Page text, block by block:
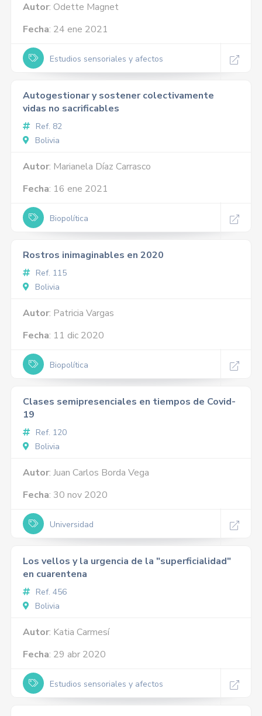
Autor: Odette Magnet
Fecha: 24 ene 2021
Estudios sensoriales y afectos
Autogestionar y sostener colectivamente
vidas no sacrificables
Ref. 82
Bolivia
Autor: Marianela Díaz Carrasco
Fecha: 16 ene 2021
Biopolítica
Rostros inimaginables en 2020
Ref. 115
Bolivia
Autor: Patricia Vargas
Fecha: 11 dic 2020
Biopolítica
Clases semipresenciales en tiempos de Covid-
19
Ref. 120
Bolivia
Autor: Juan Carlos Borda Vega
Fecha: 30 nov 2020
Universidad
Los vellos y la urgencia de la "superficialidad"
en cuarentena
Ref. 456
Bolivia
Autor: Katia Carmesí
Fecha: 29 abr 2020
Estudios sensoriales y afectos